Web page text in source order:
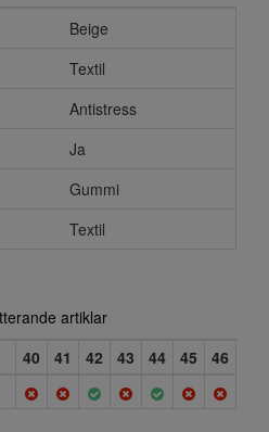
Beige
Textil
Antistress
Ja
Gummi
Textil
artiklar
40 41 42 43 44 45
46